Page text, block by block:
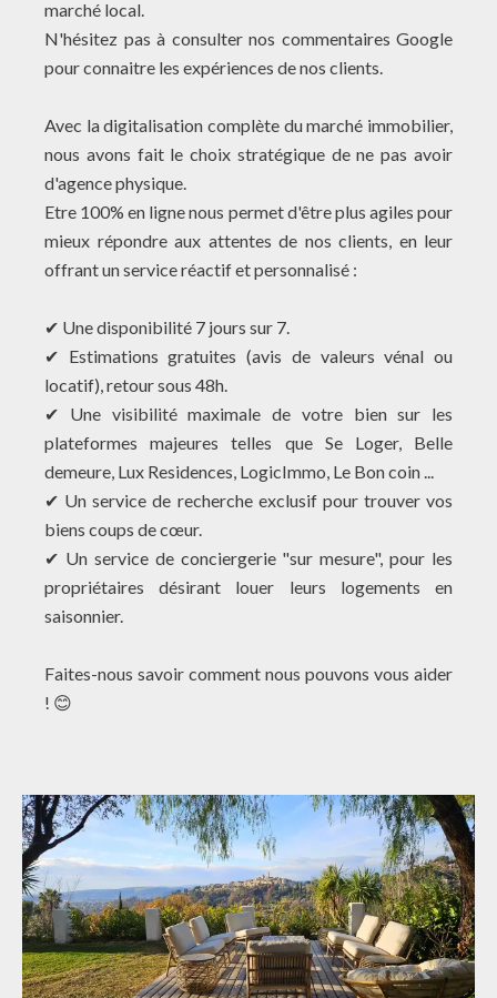
marché local.
N'hésitez pas à consulter nos commentaires Google
pour connaitre les expériences de nos clients.
Avec la digitalisation complète du marché immobilier,
nous avons fait le choix stratégique de ne pas avoir
d'agence physique.
Etre 100% en ligne nous permet d'être plus agiles pour
mieux répondre aux attentes de nos clients, en leur
offrant un service réactif et personnalisé :
✔ Une disponibilité 7 jours sur 7.
✔ Estimations gratuites (avis de valeurs vénal ou
locatif), retour sous 48h.
✔ Une visibilité maximale de votre bien sur les
plateformes majeures telles que Se Loger, Belle
demeure, Lux Residences, LogicImmo, Le Bon coin ...
✔ Un service de recherche exclusif pour trouver vos
biens coups de cœur.
✔ Un service de conciergerie "sur mesure", pour les
propriétaires désirant louer leurs logements en
saisonnier.
Faites-nous savoir comment nous pouvons vous aider
! 😊